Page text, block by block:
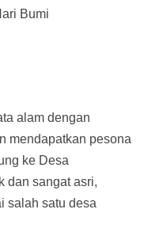
Bumi
alam dengan
mendapatkan pesona
ke Desa
dan sangat asri,
salah satu desa